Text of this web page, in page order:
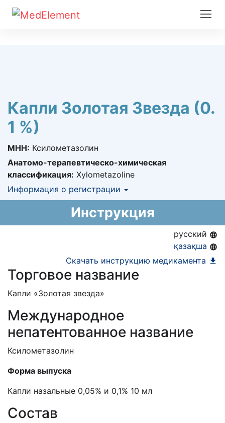
Капли Золотая Звезда (0.
1 %)
МНН: Ксилометазолин
Анатомо-терапевтическо-химическая
классификация: Xylometazoline
Информация о регистрации
Информация о регистрации в РК:18.11.2020 -
Инструкция
русский
қазақша
Скачать инструкцию медикамента
Торговое название
Капли «Золотая звезда»
Международное
непатентованное название
Ксилометазолин
Форма выпуска
Капли назальные 0,05% и 0,1% 10 мл
Состав